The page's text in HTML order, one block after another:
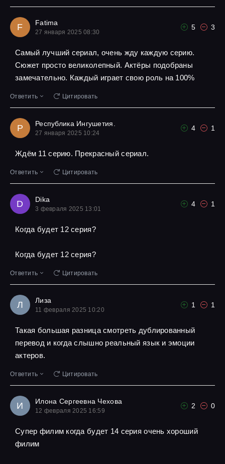
F Fatima
27 января 2025 08:30
5 3
Самый лучший сериал, очень жду каждую серию.
Сюжет просто великолепный. Актёры подобраны
замечательно. Каждый играет свою роль на 100%
Ответить Цитировать
Р Республика Ингушетия.
27 января 2025 10:24
4 1
Ждём 11 серию. Прекрасный сериал.
Ответить Цитировать
D Dika
3 февраля 2025 13:01
4 1
Когда будет 12 серия?
Когда будет 12 серия?
Ответить Цитировать
Л Лиза
11 февраля 2025 10:20
1 1
Такая большая разница смотреть дублированный
перевод и когда слышно реальный язык и эмоции
актеров.
Ответить Цитировать
И Илона Сергеевна Чехова
12 февраля 2025 16:59
2 0
Супер филим когда будет 14 серия очень хороший
филим